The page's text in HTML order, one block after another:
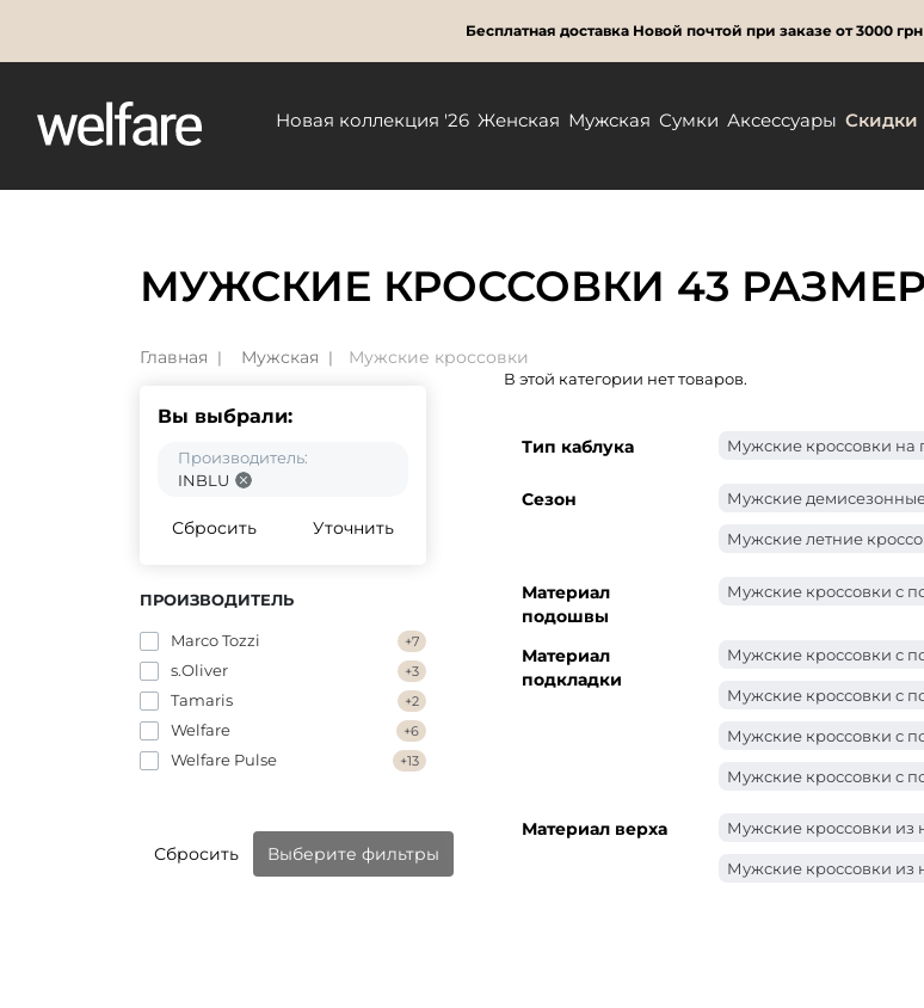
Бесплатная доставка Новой почтой при заказе от 3000
Новая коллекция '26 Женская Мужская Сумки Аксессуары Скидки
МУЖСКИЕ КРОССОВКИ 43
Главная Мужская Мужские кроссовки
Вы выбрали:
Производитель:
INBLU
Сбросить Уточнить
ПРОИЗВОДИТЕЛЬ
Marco Tozzi +7
s.Oliver +3
Tamaris +2
Welfare +6
Welfare Pulse +13
Сбросить Выберите фильтры
В этой категории нет товаров.
Тип каблука Мужские кроссовки на
Сезон Мужские
Мужские летние
Материал
подошвы
Мужские кроссовки с
Материал
подкладки
Мужские кроссовки с
Мужские кроссовки с
Мужские кроссовки с
Мужские кроссовки с
Материал верха Мужские кроссовки из
Мужские кроссовки из